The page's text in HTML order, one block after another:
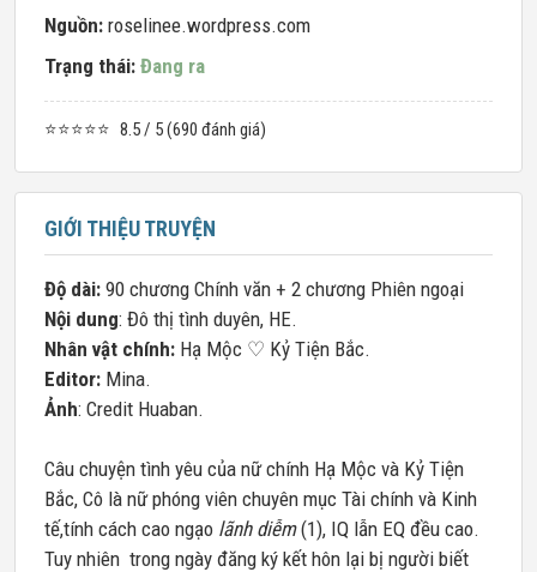
Nguồn: roselinee.wordpress.com
Trạng thái: Đang ra
⭐⭐⭐⭐⭐ 8.5 / 5 (690 đánh giá)
GIỚI THIỆU TRUYỆN
Độ dài: 90 chương Chính văn + 2 chương Phiên ngoại
Nội dung: Đô thị tình duyên, HE.
Nhân vật chính: Hạ Mộc ♡ Kỷ Tiện Bắc.
Editor: Mina.
Ảnh: Credit Huaban.
Câu chuyện tình yêu của nữ chính Hạ Mộc và Kỷ Tiện
Bắc, Cô là nữ phóng viên chuyên mục Tài chính và Kinh
tế,tính cách cao ngạo lãnh diễm(1), IQ lẫn EQ đều cao.
Tuy nhiên trong ngày đăng ký kết hôn lại bị người biết